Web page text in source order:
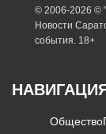
© 2006-2026 ©
Новости
события. 18+
Общество